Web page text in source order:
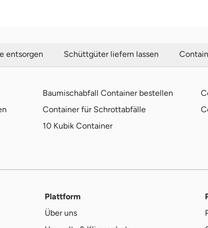
entsorgen Schüttgüter liefern lassen
Baumischabfall Container bestellen
Container für Schrottabfälle
10 Kubik Container
Plattform
Über uns